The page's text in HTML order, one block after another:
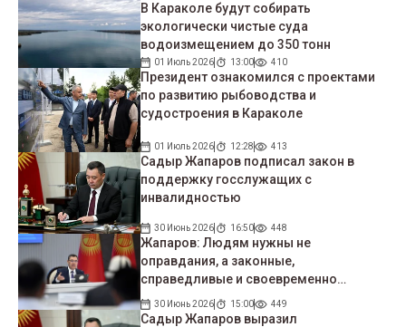
В Караколе будут собирать
экологически чистые суда
водоизмещением до 350 тонн
01 Июль 2026 13:00 410
Президент ознакомился с проектами
по развитию рыбоводства и
судостроения в Караколе
01 Июль 2026 12:28 413
Садыр Жапаров подписал закон в
поддержку госслужащих с
инвалидностью
30 Июнь 2026 16:50 448
Жапаров: Людям нужны не
оправдания, а законные,
справедливые и своевременно
принимаемые решения
30 Июнь 2026 15:00 449
Садыр Жапаров выразил